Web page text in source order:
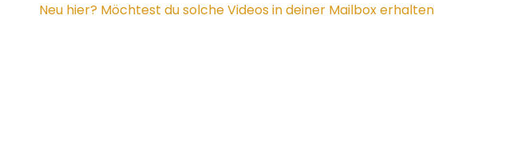
Neu hier? Möchtest du solche Videos in deiner Mailbox erhalten